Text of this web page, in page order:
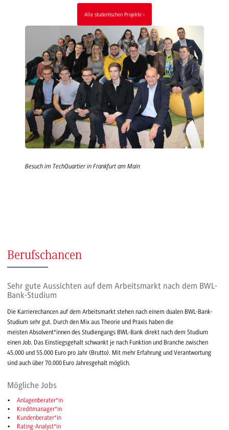
Alle studentischen Projekte
Besuch im TechQuartier in Frankfurt am Main
Berufschancen
Sehr gute Aussichten auf dem Arbeitsmarkt nach dem BWL-
Bank-Studium
Die Karrierechancen auf dem Arbeitsmarkt stehen nach einem dualen BWL-Bank-
Studium sehr gut. Durch den Mix aus Theorie und Praxis haben die
meisten Absolvent*innen des Studiengangs BWL-Bank direkt nach dem Studium
einen Job. Das Einstiegsgehalt schwankt je nach Funktion und Branche zwischen
45.000 und 55.000 Euro pro Jahr (Brutto). Mit mehr Erfahrung und Verantwortung
sind auch über 70.000 Euro Jahresgehalt möglich.
Mögliche Jobs
Anlagenberater*in
Kreditmanager*in
Kundenberater*in
Rating-Analyst*in